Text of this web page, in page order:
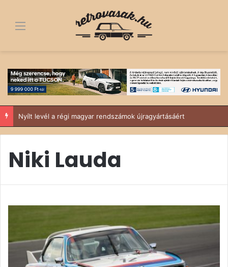
Menü
Nyílt levél a régi magyar rendszámok újragyártásáért
Niki Lauda